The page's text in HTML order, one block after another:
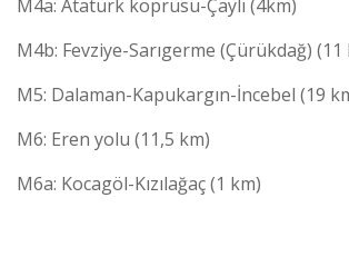
M4a: Atatürk köprüsü-Çaylı (4km)
M4b: Fevziye-Sarıgerme (Çürükdağ) (11
M5: Dalaman-Kapukargın-İncebel (19
M6: Eren yolu (11,5 km)
M6a: Kocagöl-Kızılağaç (1 km)